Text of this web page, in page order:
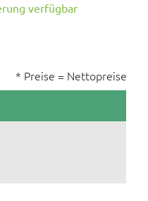
verfügbar
* Preise = Nettopreise